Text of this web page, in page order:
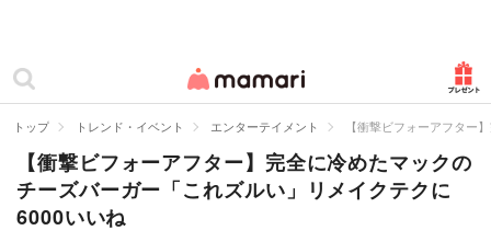
ママリ
カテゴリー一覧
妊娠
出産
トップ トレンド・イベント エンターテイメント 【衝撃ビフォーアフター
【衝撃ビフォーアフター】完全に冷めたマックの
チーズバーガー「これズルい」リメイクテクに
6000いいね